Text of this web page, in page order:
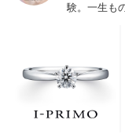
験。一生も
でお待ちし
緒に。まず